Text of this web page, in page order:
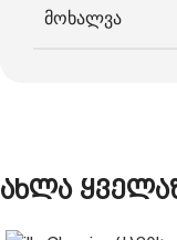
მოხალვა
ახლა